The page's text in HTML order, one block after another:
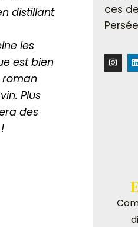
distillant
les
est bien
roman
Plus
des
ces
I
n
s
i